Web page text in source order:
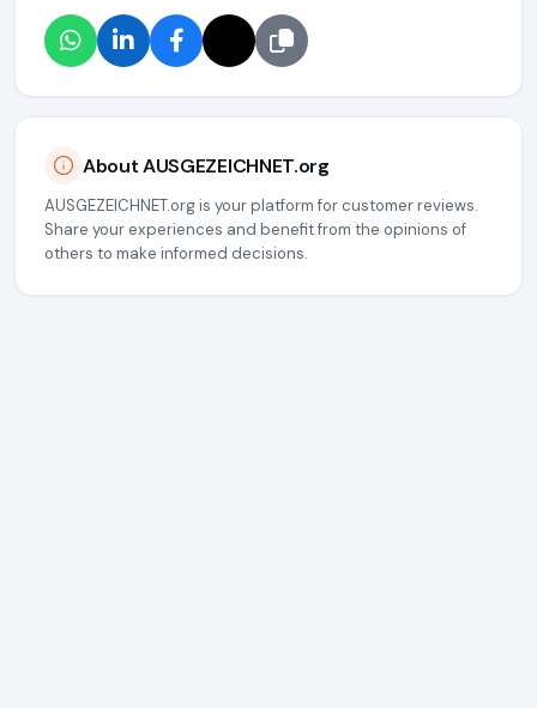
About AUSGEZEICHNET.org
AUSGEZEICHNET.org is your platform for customer reviews.
Share your experiences and benefit from the opinions of
others to make informed decisions.